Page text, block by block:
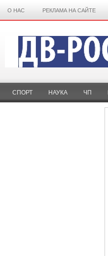
О НАС РЕКЛАМА НА САЙТЕ
СПОРТ НАУКА ЧП